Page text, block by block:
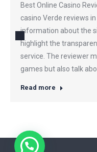
Best Online Casino
casino Verde reviews
information about the
highlight the
service. The reviewer
games but also talk
Read more